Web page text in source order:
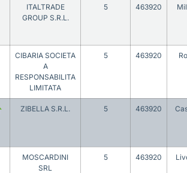
ITALTRADE
GROUP S.R.L.
5 463920
CIBARIA SOCIETA
A
RESPONSABILITA
LIMITATA
5 463920
ZIBELLA S.R.L. 5 463920
MOSCARDINI
SRL
5 463920